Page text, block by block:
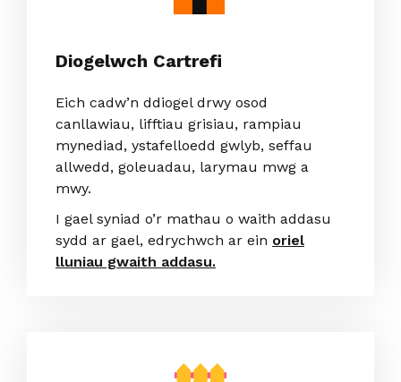
Diogelwch Cartrefi
Eich cadw’n ddiogel drwy osod
canllawiau, lifftiau grisiau, rampiau
mynediad, ystafelloedd gwlyb, seffau
allwedd, goleuadau, larymau mwg a
mwy.
I gael syniad o’r mathau o waith addasu
sydd ar gael, edrychwch ar ein oriel
lluniau gwaith addasu.